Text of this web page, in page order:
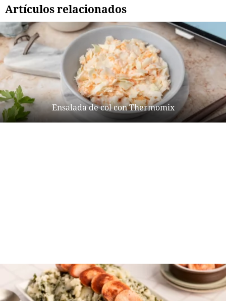
Artículos relacionados
Ensalada de col con Thermomix